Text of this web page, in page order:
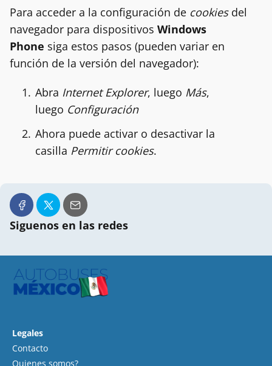
Para acceder a la configuración de cookiesdel
navegador para dispositivos Windows
Phone siga estos pasos (pueden variar en
función de la versión del navegador):
Abra Internet Explorer, luego Más,
luego Configuración
Ahora puede activar o desactivar la
casilla Permitir cookies.
Siguenos en las redes
Legales
Contacto
Quienes somos?